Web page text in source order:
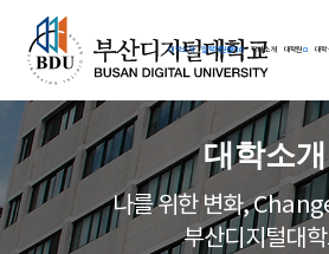
대학소개 입학지원센터 학과소개 대학원 대학
대학소개
나를 위한 변화,
부산디지털대